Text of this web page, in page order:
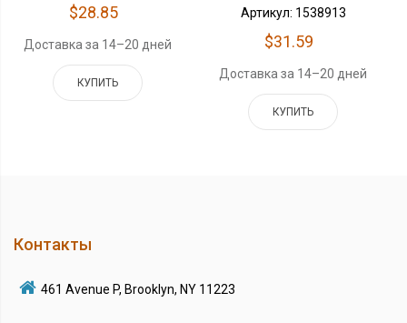
$28.85
Доставка за 14–20 дней
КУПИТЬ
Артикул: 1538913
$31.59
Доставка за 14–20 дней
КУПИТЬ
Контакты
461 Avenue P, Brooklyn, NY 11223